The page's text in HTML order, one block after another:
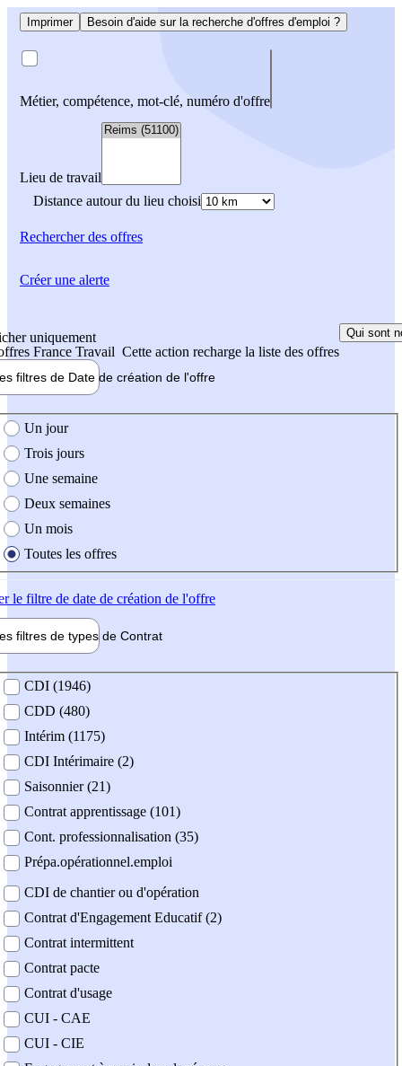
Imprimer Besoin d'aide sur la recherche d'offres d'emploi ?
Métier, compétence, mot-clé, numéro d'offre
Lieu de travail
Distance autour du lieu choisi
Rechercherdes offres
uniquement
France Travail Cette action recharge la liste des offres
Qui sont
filtres de Date de création de l'offre
création de l'offre
Un jour
Trois jours
Une semaine
Deux semaines
Un mois
Toutes les offres
le filtre de date de création de l'offre
filtres de types de Contrat
contrat
CDI (1946)
CDD (480)
Intérim (1175)
CDI Intérimaire (2)
Saisonnier (21)
Contrat apprentissage (101)
Cont. professionnalisation (35)
Prépa.opérationnel.emploi
CDI de chantier ou d'opération
Contrat d'Engagement Educatif (2)
Contrat intermittent
Contrat pacte
Contrat d'usage
CUI - CAE
CUI - CIE
Créer une alerte